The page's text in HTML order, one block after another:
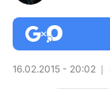
16.02.2015 - 20:02